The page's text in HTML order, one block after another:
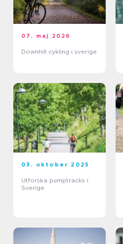
07. maj 2026
Downhill cykling i sverige
03. oktober 2025
Utforska pumptracks i
Sverige